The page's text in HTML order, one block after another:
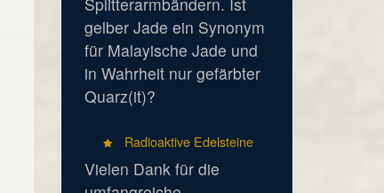
gelber Jade ein Synonym
für Malayische Jade und
in Wahrheit nur gefärbter
Quarz(it)?
Radioaktive Edelsteine
Vielen Dank für die